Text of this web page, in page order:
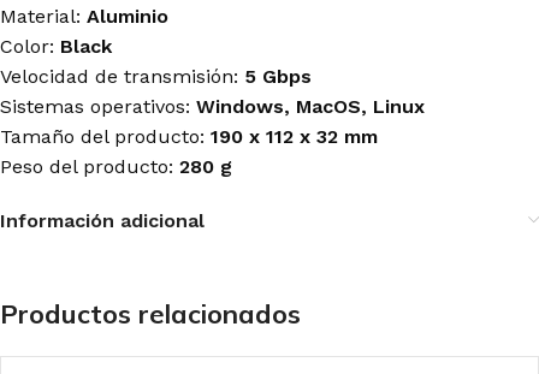
Material: Aluminio
Color: Black
Velocidad de transmisión: 5 Gbps
Sistemas operativos: Windows, MacOS, Linux
Tamaño del producto: 190 x 112 x 32 mm
Peso del producto: 280 g
Información adicional
Productos relacionados